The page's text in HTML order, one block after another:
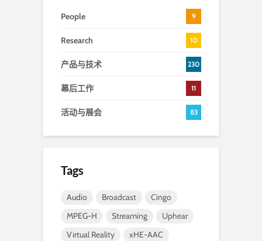
People 9
Research 10
产品与技术 230
幕后工作 11
活动与展会 83
Tags
Audio Broadcast
Cingo
MPEG-H
Streaming
Uphear
Virtual Reality
xHE-AAC